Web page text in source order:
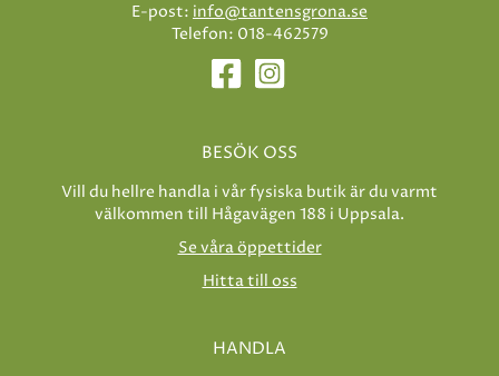
E-post: info@tantensgrona.se
Telefon: 018-462579
BESÖK OSS
Vill du hellre handla i vår fysiska butik är du varmt
välkommen till Hågavägen 188 i Uppsala.
Se våra öppettider
Hitta till oss
HANDLA